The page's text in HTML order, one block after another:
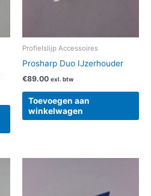
Profielslijp Accessoires
Prosharp Duo IJzerhouder
€89.00 exl. btw
Toevoegen aan
winkelwagen